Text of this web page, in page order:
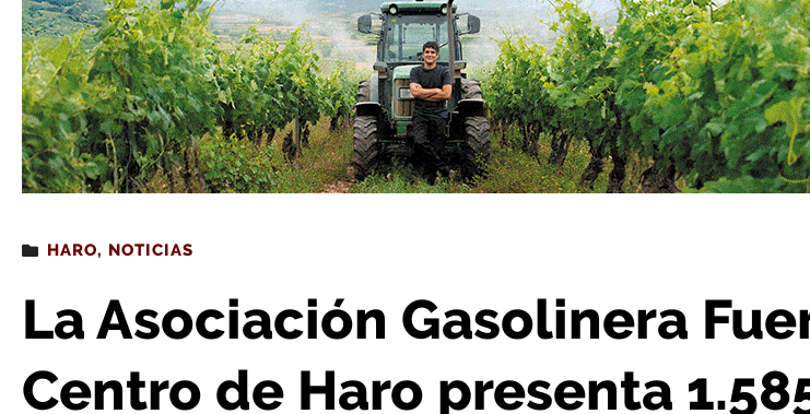
Estás leyendo: La Asociación Gasolinera Fuera del Centro de Haro presenta 1.585 firmas en apoyo a su causa
HARO, NOTICIAS
La Asociación Gasolinera
Centro de Haro presenta